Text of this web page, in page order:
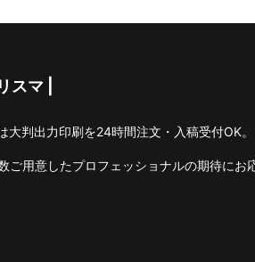
マ |
判出力印刷を24時間注文・入稿受付OK。
ご用意したプロフェッショナルの期待にお